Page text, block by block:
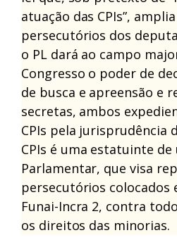
atuação das CPIs”,
persecutórios dos
o PL dará ao campo
Congresso o poder de
de busca e apreensão e
secretas, ambos
CPIs pela jurisprudência
CPIs é uma estatuinte
Parlamentar, que visa
persecutórios colocados
Funai-Incra 2, contra
os direitos das minorias.